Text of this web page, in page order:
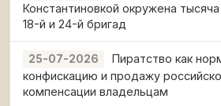
Константиновкой окружена
18-й и 24-й бригад
25-07-2026
Пиратство как
конфискацию и продажу
компенсации владельцам